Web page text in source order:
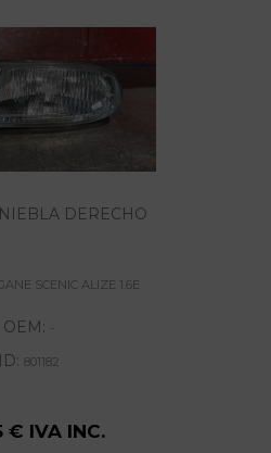
DERECHO
SCENIC ALIZE 1.6E
OEM: -
ID: 801182
€ IVA INC.